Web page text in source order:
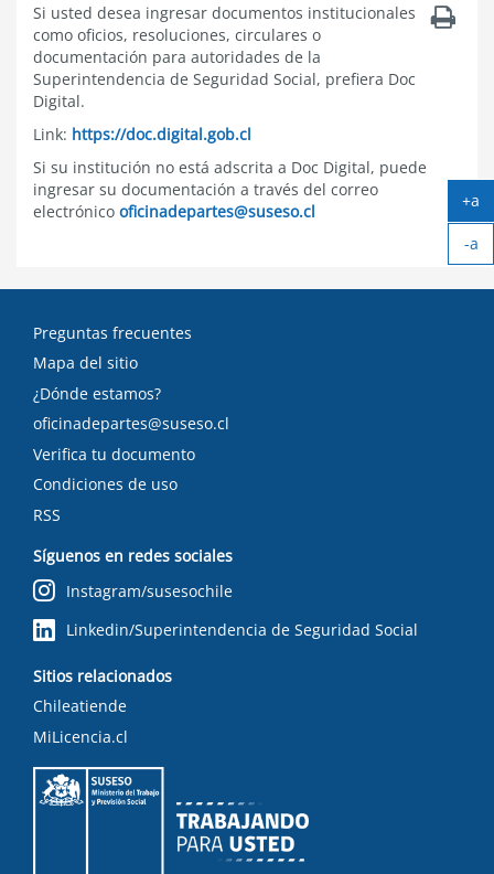
Si usted desea ingresar documentos institucionales
como oficios, resoluciones, circulares o
documentación para autoridades de la
Superintendencia de Seguridad Social, prefiera Doc
Digital.
Link: https://doc.digital.gob.cl
Si su institución no está adscrita a Doc Digital, puede
ingresar su documentación a través del correo
electrónico oficinadepartes@suseso.cl
Preguntas frecuentes
Mapa del sitio
¿Dónde estamos?
oficinadepartes@suseso.cl
Verifica tu documento
Condiciones de uso
RSS
Síguenos en redes sociales
Instagram/susesochile
Linkedin/Superintendencia de Seguridad Social
Sitios relacionados
Chileatiende
MiLicencia.cl
+a
-a